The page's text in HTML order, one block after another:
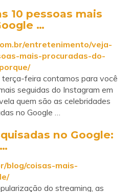
10 pessoas mais
…
entretenimento/veja-
mais-procuradas-do-
feira contamos para você
seguidas do Instagram em
quem são as celebridades
no Google …
no Google:
blog/coisas-mais-
do streaming, as